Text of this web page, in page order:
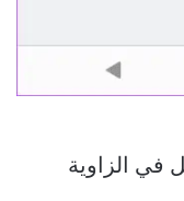
في الزاوية